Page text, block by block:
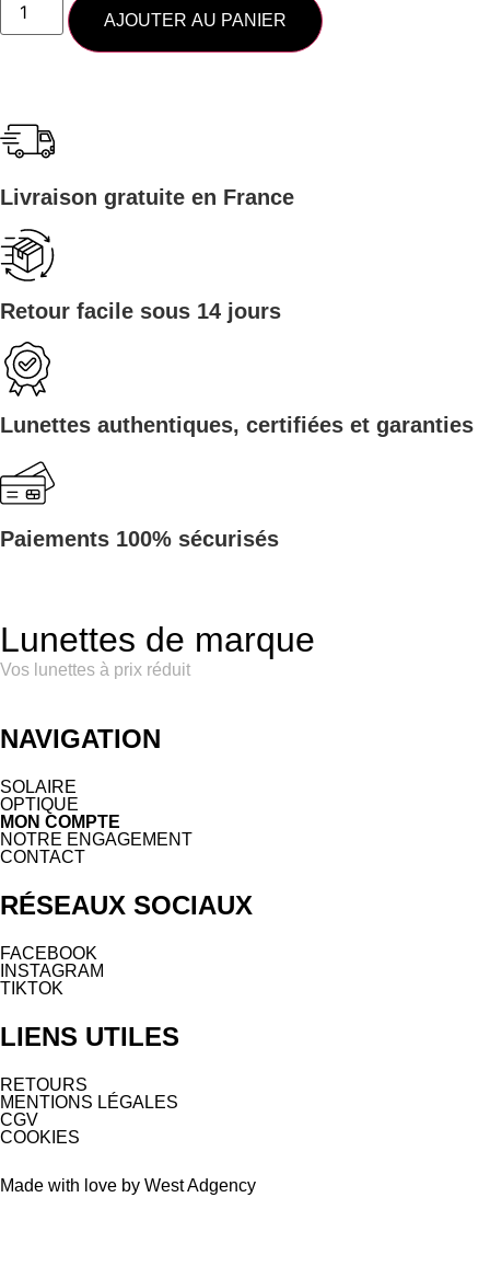
AJOUTER AU PANIER
Livraison gratuite en France
Retour facile sous 14 jours
Lunettes authentiques, certifiées et garanties
Paiements 100% sécurisés
Lunettes de marque
Vos lunettes à prix réduit
NAVIGATION
SOLAIRE
OPTIQUE
MON COMPTE
NOTRE ENGAGEMENT
CONTACT
RÉSEAUX SOCIAUX
FACEBOOK
INSTAGRAM
TIKTOK
LIENS UTILES
RETOURS
MENTIONS LÉGALES
CGV
COOKIES
Made with love by West Adgency